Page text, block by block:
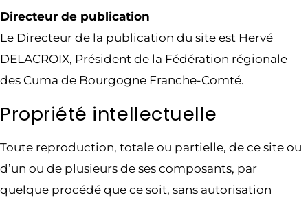
Directeur de publication
Le Directeur de la publication du site est Hervé
DELACROIX, Président de la Fédération régionale
des Cuma de Bourgogne Franche-Comté.
Propriété intellectuelle
Toute reproduction, totale ou partielle, de ce site ou
d’un ou de plusieurs de ses composants, par
quelque procédé que ce soit, sans autorisation